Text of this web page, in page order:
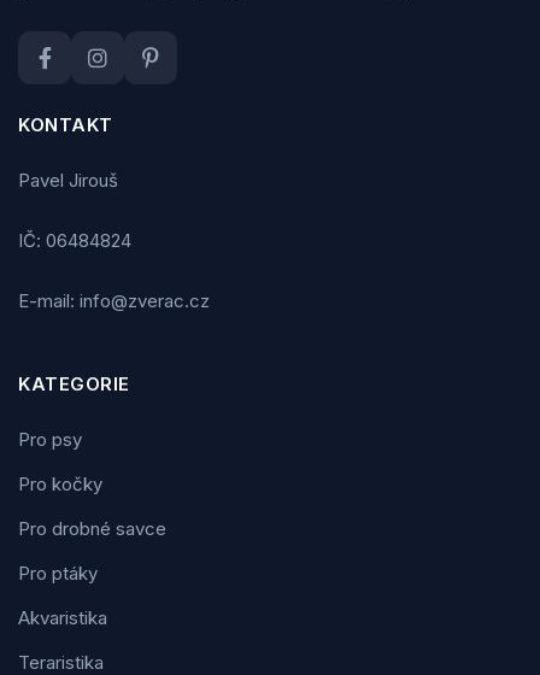
KONTAKT
Pavel Jirouš
IČ: 06484824
E-mail: info@zverac.cz
KATEGORIE
Pro psy
Pro kočky
Pro drobné savce
Pro ptáky
Akvaristika
Teraristika